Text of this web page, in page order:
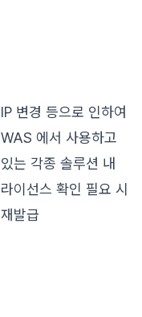
IP 변경 등으로 인하여
WAS 에서 사용하고
있는 각종 솔루션 내
라이선스 확인 필요 시
재발급